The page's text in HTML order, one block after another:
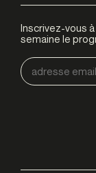
Inscrivez-vous
semaine le